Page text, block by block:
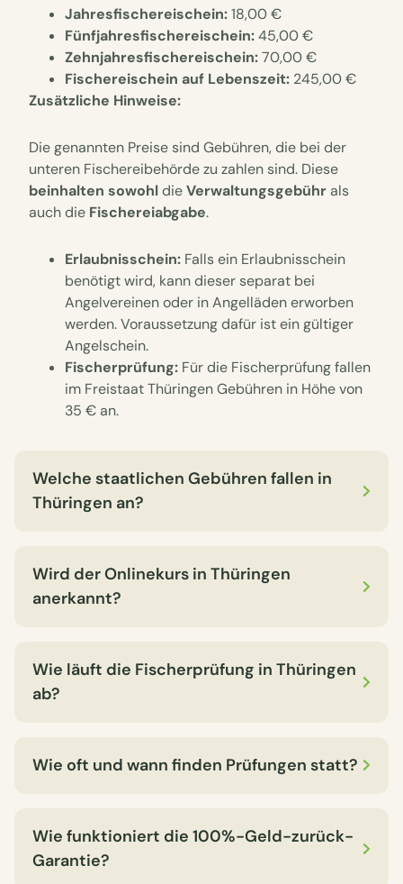
Jahresfischereischein:18,00 €
Fünfjahresfischereischein:45,00 €
Zehnjahresfischereischein:70,00 €
Fischereischein auf Lebenszeit: 245,00 €
Zusätzliche Hinweise:
Die genannten Preise sind Gebühren, die bei der
unteren Fischereibehörde zu zahlen sind. Diese
beinhalten sowohldieVerwaltungsgebührals
auch die Fischereiabgabe.
Erlaubnisschein: Falls ein Erlaubnisschein
benötigt wird, kann dieser separat bei
Angelvereinen oder in Angelläden erworben
werden. Voraussetzung dafür ist ein gültiger
Angelschein.
Fischerprüfung: Für die Fischerprüfung fallen
im Freistaat Thüringen Gebühren in Höhe von
35 € an.
Welche staatlichen Gebühren fallen in
Thüringen an?
Wird der Onlinekurs in Thüringen
anerkannt?
Wie läuft die Fischerprüfung in Thüringen
ab?
Wie oft und wann finden Prüfungen statt?
Wie funktioniert die 100%-Geld-zurück-
Garantie?